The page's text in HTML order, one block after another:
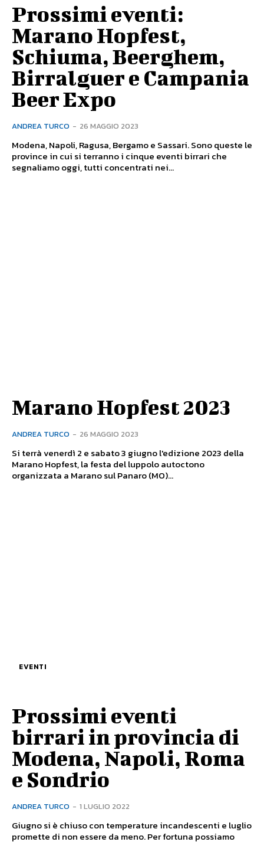
Prossimi eventi:
Marano Hopfest,
Schiuma, Beerghem,
Birralguer e Campania
Beer Expo
ANDREA TURCO - 26 MAGGIO 2023
Modena, Napoli, Ragusa, Bergamo e Sassari. Sono queste le
province in cui si terranno i cinque eventi birrari che
segnaliamo oggi, tutti concentrati nei...
Marano Hopfest 2023
ANDREA TURCO - 26 MAGGIO 2023
Si terrà venerdì 2 e sabato 3 giugno l'edizione 2023 della
Marano Hopfest, la festa del luppolo autoctono
organizzata a Marano sul Panaro (MO)...
EVENTI
Prossimi eventi
birrari in provincia di
Modena, Napoli, Roma
e Sondrio
ANDREA TURCO - 1 LUGLIO 2022
Giugno si è chiuso con temperature incandescenti e luglio
promette di non essere da meno. Per fortuna possiamo